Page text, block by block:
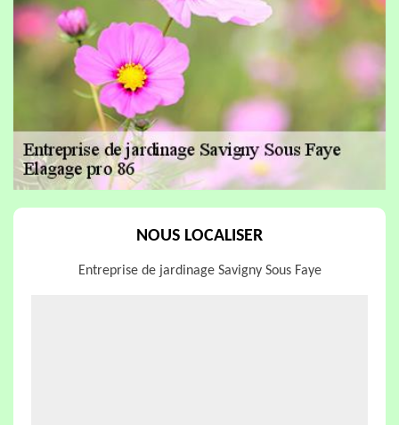
NOUS LOCALISER
Entreprise de jardinage Savigny Sous Faye